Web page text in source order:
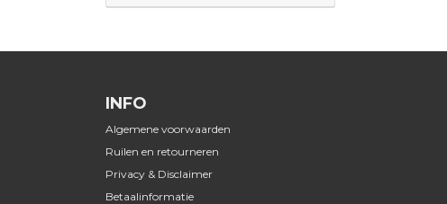
INFO
Algemene voorwaarden
Ruilen en retourneren
Privacy & Disclaimer
Betaalinformatie